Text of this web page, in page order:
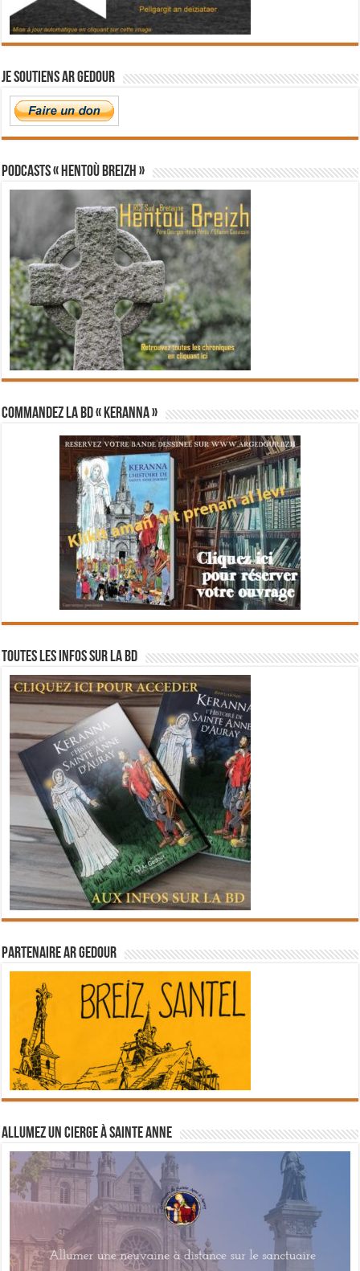
Je soutiens Ar Gedour
PODCASTS « Hentoù Breizh »
Commandez la BD « Keranna »
Toutes les infos sur la BD
Partenaire Ar Gedour
Allumez un cierge à Sainte Anne